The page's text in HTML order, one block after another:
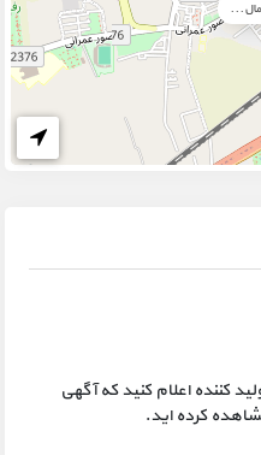
کننده اعلام کنید که آگهی
کرده اید.